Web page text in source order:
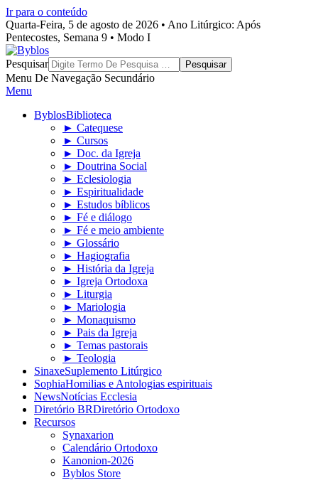
Ir para o conteúdo
Quarta-Feira, 5 de agosto de 2026 • Ano Litúrgico: Após
Pentecostes, Semana 9 • Modo I
Byblos
Pesquisar
Menu De Navegação Secundário
Menu
ByblosBiblioteca
► Catequese
► Cursos
► Doc. da Igreja
► Doutrina Social
► Eclesiologia
► Espiritualidade
► Estudos bíblicos
► Fé e diálogo
► Fé e meio ambiente
► Glossário
► Hagiografia
► História da Igreja
► Igreja Ortodoxa
► Liturgia
► Mariologia
► Monaquismo
► Pais da Igreja
► Temas pastorais
► Teologia
SinaxeSuplemento Litúrgico
SophiaHomilias e Antologias espirituais
NewsNotícias Ecclesia
Diretório BRDiretório Ortodoxo
Recursos
Synaxarion
Calendário Ortodoxo
Kanonion-2026
Byblos Store